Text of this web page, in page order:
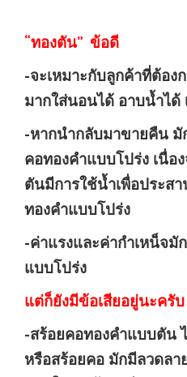
“ทองตัน” ข้อดี
-จะเหมาะกับลูกค้าที่ต้อ
มากใส่นอนได้ อาบน้ำได้
-หากนำกลับมาขายคืน มั
คอทองคำแบบโปร่ง เนื่อ
ตันมีการใช้น้ำเพื่อประส
ทองคำแบบโปร่ง
-ค่าแรงและค่ากำเหน็จมั
แบบโปร่ง
แต่ก็ยังมีข้อเสียอยู่นะครับ
-สร้อยคอทองคำแบบตัน
หรือสร้อยคอ มักมีลวดลา